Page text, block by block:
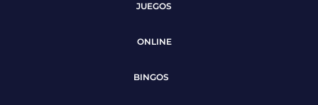
JUEGOS
ONLINE
BINGOS